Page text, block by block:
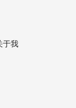
于我